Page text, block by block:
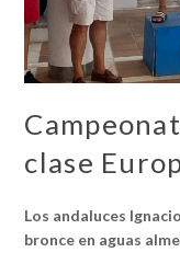
clase
Los andaluces
bronce en aguas